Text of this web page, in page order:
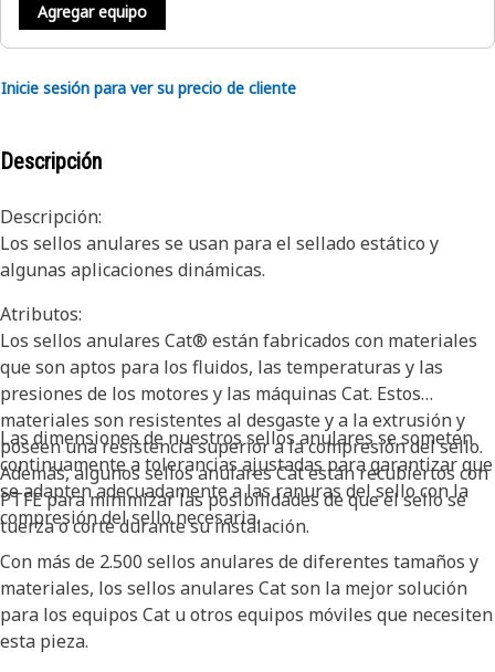
Agregar equipo
Inicie sesión para ver su precio de cliente
Descripción
Descripción:
Los sellos anulares se usan para el sellado estático y
algunas aplicaciones dinámicas.
Atributos:
Los sellos anulares Cat® están fabricados con materiales
que son aptos para los fluidos, las temperaturas y las
presiones de los motores y las máquinas Cat. Estos
materiales son resistentes al desgaste y a la extrusión y
poseen una resistencia superior a la compresión del sello.
Además, algunos sellos anulares Cat están recubiertos con
PTFE para minimizar las posibilidades de que el sello se
tuerza o corte durante su instalación.
Las dimensiones de nuestros sellos anulares se someten
continuamente a tolerancias ajustadas para garantizar que
se adapten adecuadamente a las ranuras del sello con la
compresión del sello necesaria.
Con más de 2.500 sellos anulares de diferentes tamaños y
materiales, los sellos anulares Cat son la mejor solución
para los equipos Cat u otros equipos móviles que necesiten
esta pieza.